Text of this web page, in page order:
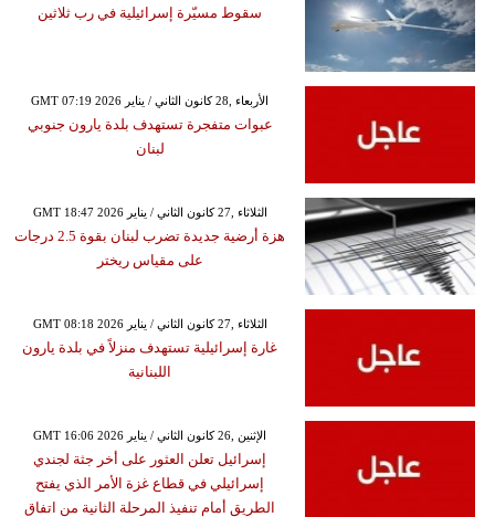
سقوط مسيّرة إسرائيلية في رب ثلاثين
GMT 07:19 2026 الأربعاء ,28 كانون الثاني / يناير
عبوات متفجرة تستهدف بلدة يارون جنوبي
لبنان
GMT 18:47 2026 الثلاثاء ,27 كانون الثاني / يناير
هزة أرضية جديدة تضرب لبنان بقوة 2.5 درجات
على مقياس ريختر
GMT 08:18 2026 الثلاثاء ,27 كانون الثاني / يناير
غارة إسرائيلية تستهدف منزلاً في بلدة يارون
اللبنانية
GMT 16:06 2026 الإثنين ,26 كانون الثاني / يناير
إسرائيل تعلن العثور على أخر جثة لجندي
إسرائيلي في قطاع غزة الأمر الذي يفتح
الطريق أمام تنفيذ المرحلة الثانية من اتفاق